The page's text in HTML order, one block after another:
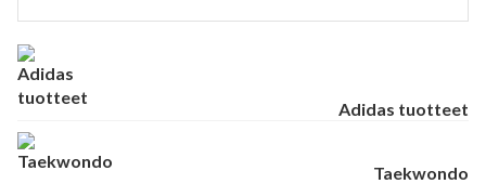
Adidas tuotteet
Taekwondo